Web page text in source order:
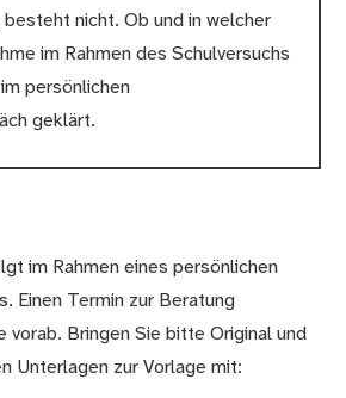
besteht nicht. Ob und in welcher
im Rahmen des Schulversuchs
persönlichen
geklärt.
im Rahmen eines persönlichen
Einen Termin zur Beratung
vorab. Bringen Sie bitte Original und
Unterlagen zur Vorlage mit: